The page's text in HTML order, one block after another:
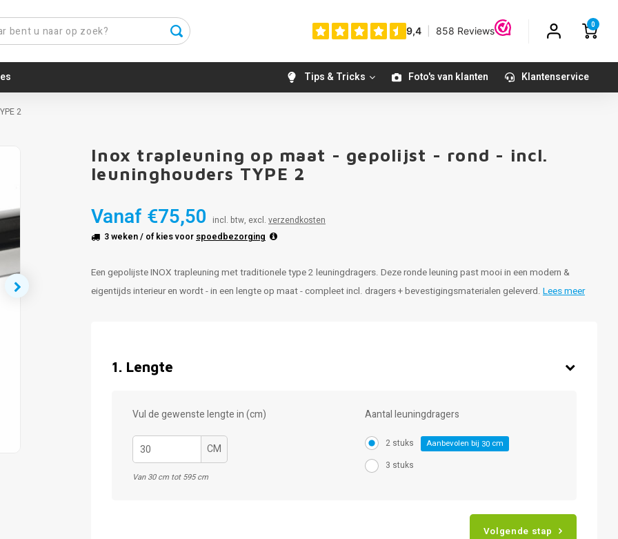
0
Tips & Tricks Foto's van klanten Klantenservice
2
Inox trapleuning op maat - gepolijst - rond - incl.
leuninghouders TYPE 2
Vanaf €75,50 incl. btw, excl. verzendkosten
3 weken/ of kies voor spoedbezorging
Een gepolijste INOX trapleuning met traditionele type 2 leuningdragers. Deze ronde leuning past mooi in een modern &
eigentijds interieur en wordt - in een lengte op maat - compleet incl. dragers + bevestigingsmaterialen geleverd. Lees meer
1. Lengte
Vul de gewenste lengte in (cm)
CM
Van 30 cm tot 595 cm
Aantal leuningdragers
2 stuks Aanbevolen bij 30 cm
3 stuks
Volgende stap